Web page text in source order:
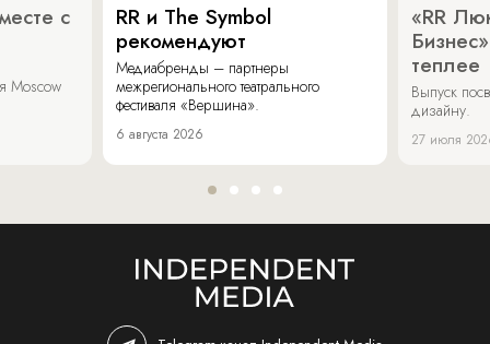
с
Moscow
RR и The Symbol
рекомендуют
Медиабренды – партнеры
межрегионального театрального
фестиваля «Вершина».
6 августа 2026
«RR
теплее
Выпуск
дизайну.
27 июля